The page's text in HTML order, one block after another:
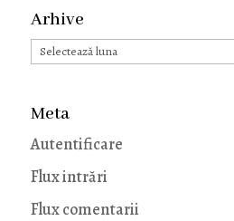
Arhive
Arhive
Meta
Autentificare
Flux intrări
Flux comentarii